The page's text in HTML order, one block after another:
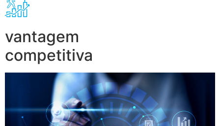
vantagem
competitiva